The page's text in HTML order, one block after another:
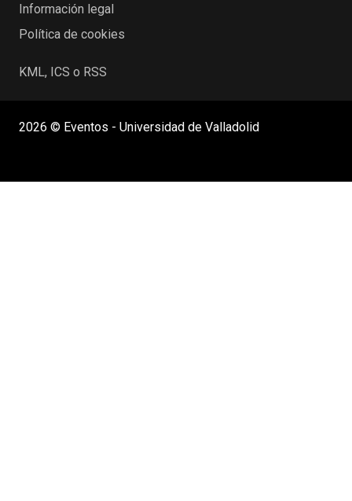
Información legal
Política de cookies
KML, ICS o RSS
2026 © Eventos - Universidad de Valladolid